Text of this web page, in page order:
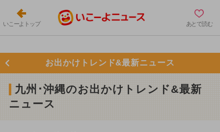
いこーよトップ あとで読む
お出かけトレンド&最新ニュース
九州･沖縄のお出かけトレンド&最新
ニュース